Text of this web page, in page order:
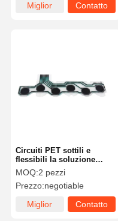
Miglior
Contatto
Circuiti PET sottili e
flessibili la soluzione
definitiva per i dispositivi
compatti
MOQ:2 pezzi
Prezzo:negotiable
Miglior
Contatto